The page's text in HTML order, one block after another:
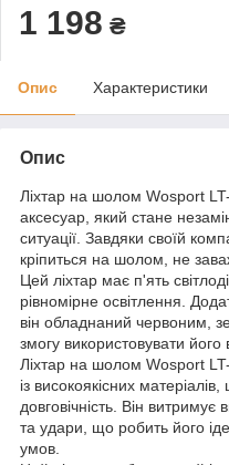
1 198 ₴
Опис Характеристики
Опис
Ліхтар на шолом Wosport
аксесуар, який стане
ситуації. Завдяки своїй
кріпиться на шолом, не
Цей ліхтар має п'ять
рівномірне освітлення.
він обладнаний червоним,
змогу використовувати його
Ліхтар на шолом Wosport
із високоякісних
довговічність. Він
та удари, що робить його
умов.